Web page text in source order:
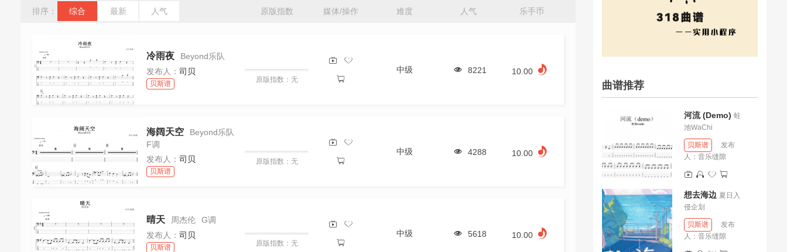
排序： 综合 最新 人气 原版指数 媒体/操作 难度 人气 乐手币
冷雨夜
Beyond乐队
发布人： 司贝
贝斯谱
原版指数：无
中级 8221 10.00
海阔天空
Beyond乐队
F调
发布人： 司贝
贝斯谱
原版指数：无
中级 4288 10.00
晴天 周杰伦
G调
发布人： 司贝
贝斯谱
原版指数：无
中级 5618 10.00
曲谱推荐
河流 (Demo) 蛙
池WaChi
贝斯谱
发布
人： 音乐缝隙
想去海边 夏日入
侵企划
贝斯谱
发布
人： 音乐缝隙